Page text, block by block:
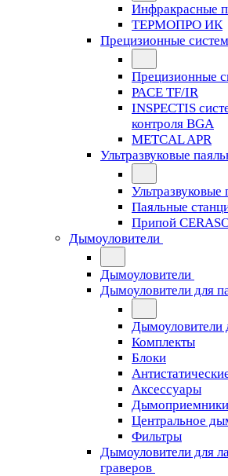
Инфракрасные
ТЕРМОПРО ИК
Прецизионные
Прецизионные
PACE TF/IR
INSPECTIS
контроля BGA
METCAL APR
Ультразвуковые
Паяльные
Припой
Дымоуловители
Дымоуловители
Дымоуловители для
Дымоуловители
Комплекты
Блоки
Аксессуары
Дымоприемники
Центральное
Фильтры
Дымоуловители для
граверов